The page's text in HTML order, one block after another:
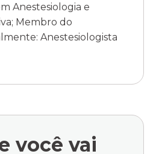
Anestesiologia e
Membro do
Anestesiologista
você vai